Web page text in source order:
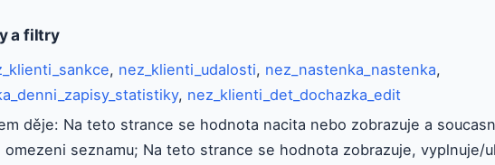
a filtry
, nez_klienti_udalosti, nez_nastenka_nastenka,
, nez_klienti_det_dochazka_edit
děje: Na teto strance se hodnota nacita nebo zobrazuje a
seznamu; Na teto strance se hodnota zobrazuje, vyplnuje/